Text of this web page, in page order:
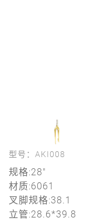
型号：AKI008
规格:28"
材质:6061
叉脚规格:38.1
立管:28.6*39.8